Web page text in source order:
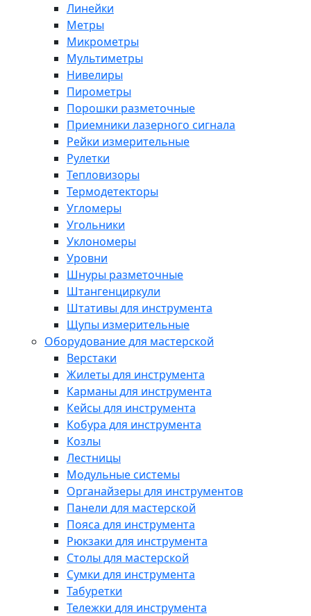
Линейки
Метры
Микрометры
Мультиметры
Нивелиры
Пирометры
Порошки разметочные
Приемники лазерного сигнала
Рейки измерительные
Рулетки
Тепловизоры
Термодетекторы
Угломеры
Угольники
Уклономеры
Уровни
Шнуры разметочные
Штангенциркули
Штативы для инструмента
Щупы измерительные
Оборудование для мастерской
Верстаки
Жилеты для инструмента
Карманы для инструмента
Кейсы для инструмента
Кобура для инструмента
Козлы
Лестницы
Модульные системы
Органайзеры для инструментов
Панели для мастерской
Пояса для инструмента
Рюкзаки для инструмента
Столы для мастерской
Сумки для инструмента
Табуретки
Тележки для инструмента